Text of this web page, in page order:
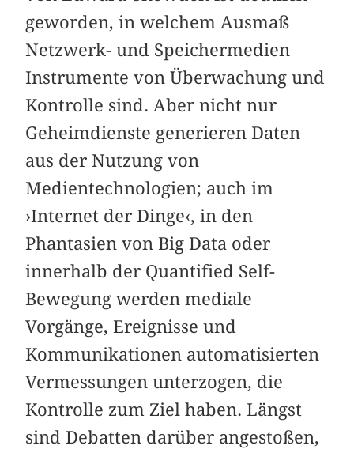
geworden, in welchem Ausmaß
Netzwerk- und Speichermedien
Instrumente von Überwachung und
Kontrolle sind. Aber nicht nur
Geheimdienste generieren Daten
aus der Nutzung von
Medientechnologien; auch im
›Internet der Dinge‹, in den
Phantasien von Big Data oder
innerhalb der Quantified Self-
Bewegung werden mediale
Vorgänge, Ereignisse und
Kommunikationen automatisierten
Vermessungen unterzogen, die
Kontrolle zum Ziel haben. Längst
sind Debatten darüber angestoßen,